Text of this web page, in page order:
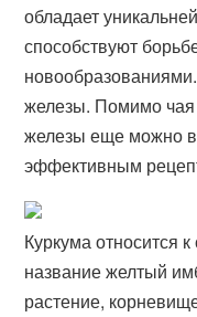
обладает
способствуют
железы. Помимо чая
железы еще можно
эффективным
Куркума относится
название желтый
растение,